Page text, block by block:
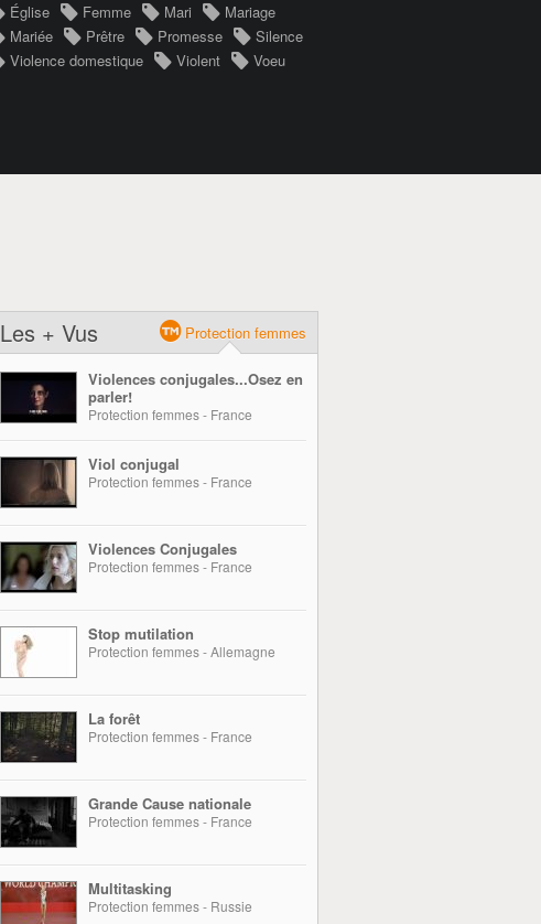
Église
Femme Mari
Mariage
Mariée
Prêtre Promesse
Silence
Violence domestique
Violent Voeu
Les + Vus Protection femmes
Violences conjugales...Osez en
parler!
Protection femmes - France
Viol conjugal
Protection femmes - France
Violences Conjugales
Protection femmes - France
Stop mutilation
Protection femmes - Allemagne
La forêt
Protection femmes - France
Grande Cause nationale
Protection femmes - France
Multitasking
Protection femmes - Russie